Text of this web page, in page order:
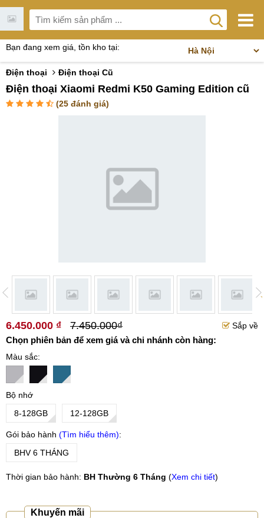
Bạn đang xem giá, tồn kho tại:
Điện thoại Điện thoại Cũ
Điện thoại Xiaomi Redmi K50 Gaming Edition cũ
(25 đánh giá)
6.450.000 ₫ 7.450.000₫ Sắp về
Chọn phiên bản để xem giá và chi nhánh còn hàng:
Màu sắc
Bộ nhớ
8-128GB
12-128GB
Gói bảo hành
Tìm hiểu thêm
BHV 6 THÁNG
Thời gian bảo hành: BH Thường 6 Tháng (Xem chi tiết)
Khuyến mãi